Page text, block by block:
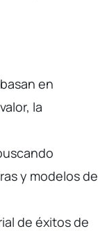
en
la
y modelos de
de éxitos de